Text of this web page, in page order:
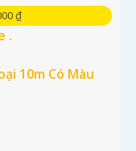
₫
.
10m Có Màu